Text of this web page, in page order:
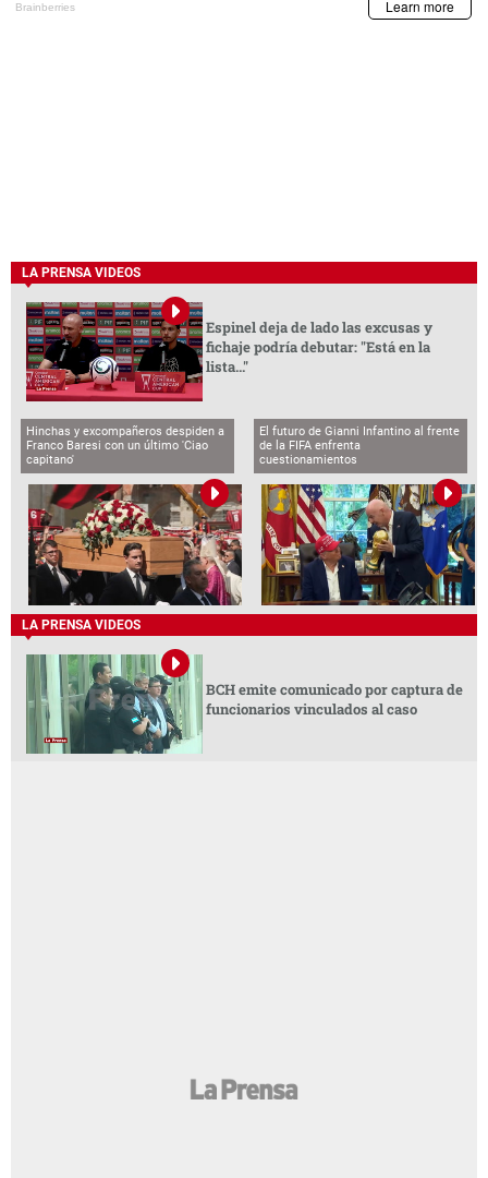
LA PRENSA VIDEOS
Espinel deja de lado las excusas y
fichaje podría debutar: "Está en la
lista..."
Hinchas y excompañeros despiden a
Franco Baresi con un último 'Ciao
capitano'
El futuro de Gianni Infantino al frente
de la FIFA enfrenta
cuestionamientos
LA PRENSA VIDEOS
BCH emite comunicado por captura de
funcionarios vinculados al caso